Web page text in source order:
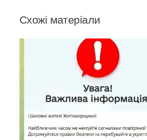
Схожі матеріали